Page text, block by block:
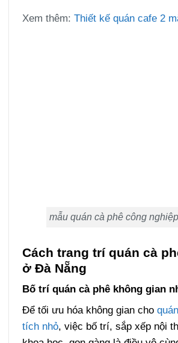
Xem thêm: Thiết kế quán cafe 2
mẫu quán cà phê công nghiệp
Cách trang trí quán cà
ở Đà Nẵng
Bố trí quán cà phê không gian
Để tối ưu hóa không gian cho
tích nhỏ, việc bố trí, sắp xếp nội